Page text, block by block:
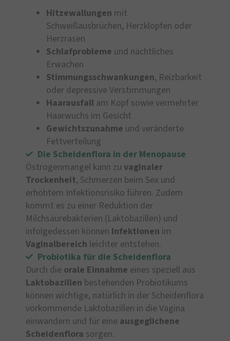
Hitzewallungen mit
Schweißausbrüchen, Herzklopfen oder
Herzrasen
Schlafprobleme und nächtliches
Erwachen
Stimmungsschwankungen, Reizbarkeit
oder depressive Verstimmungen
Haarausfall am Kopf sowie vermehrter
Haarwuchs im Gesicht
Gewichtszunahme und veränderte
Fettverteilung
Die Scheidenflora in der Menopause
Östrogenmangel kann zu vaginaler
Trockenheit, Schmerzen beim Sex und
erhöhtem Infektionsrisiko führen. Zudem
kommt es zu einer Reduktion der
Milchsäurebakterien (Laktobazillen) und
infolgedessen können Infektionen im
Vaginalbereich leichter entstehen.
Probiotika für die Scheidenflora
Durch die orale Einnahme eines speziell aus
Laktobazillen bestehenden Probiotikums
können wichtige, natürlich in der Scheidenflora
vorkommende Laktobazillen in die Vagina
einwandern und für eine ausgeglichene
Scheidenflora sorgen.